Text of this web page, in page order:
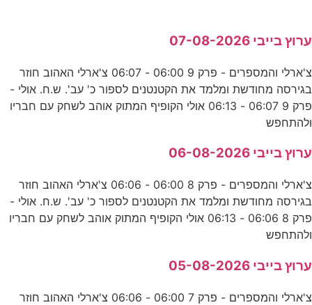
ערוץ בייבי 07-08-2026
צ'ארלי והמספרים - פרק 9 06:00 - 06:07 צ'ארלי האהוב חוזר
בגירסה מחודשת ומלמד את הקטנטנים לספור כ' עב'. ש.ח. אולי -
פרק 9 06:07 - 06:13 אולי הקופיף המתוק אוהב לשחק עם חבריו
ולהתחפש
ערוץ בייבי 06-08-2026
צ'ארלי והמספרים - פרק 8 06:00 - 06:06 צ'ארלי האהוב חוזר
בגירסה מחודשת ומלמד את הקטנטנים לספור כ' עב'. ש.ח. אולי -
פרק 8 06:06 - 06:13 אולי הקופיף המתוק אוהב לשחק עם חבריו
ולהתחפש
ערוץ בייבי 05-08-2026
צ'ארלי והמספרים - פרק 7 06:00 - 06:06 צ'ארלי האהוב חוזר